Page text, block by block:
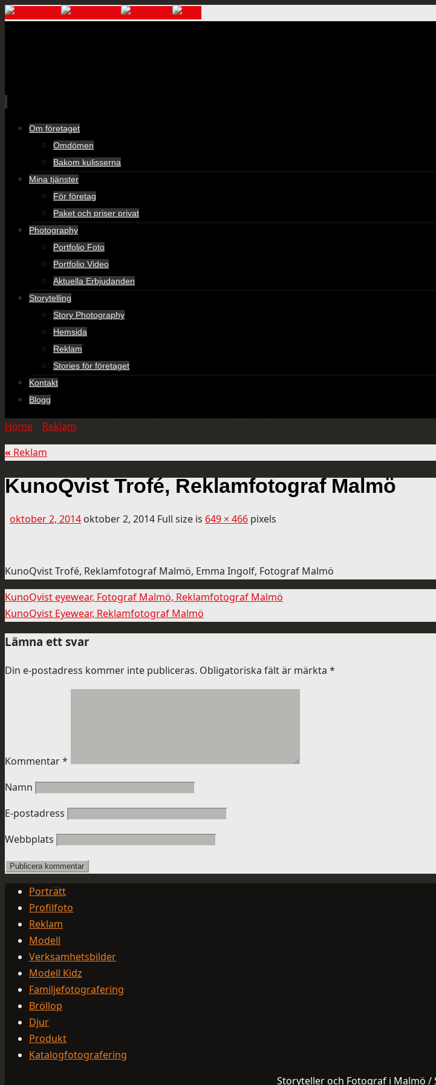
Skip
Om företaget
Omdömen
Bakom kulisserna
Mina tjänster
För företag
Paket och priser privat
Photography
Portfolio Foto
Portfolio Video
Aktuella Erbjudanden
Storytelling
Story Photography
Hemsida
Reklam
Stories för företaget
Kontakt
Blogg
Home Reklam
« Reklam
KunoQvist Trofé, Reklamfotograf Malmö
oktober 2, 2014 oktober 2, 2014 Full size is 649 × 466 pixels
KunoQvist Trofé, Reklamfotograf Malmö, Emma Ingolf, Fotograf Malmö
KunoQvist eyewear, Fotograf Malmö, Reklamfotograf Malmö
KunoQvist Eyewear, Reklamfotograf Malmö
Lämna ett svar
Din e-postadress kommer inte publiceras. Obligatoriska fält är märkta *
Kommentar*
Namn
E-postadress
Webbplats
Porträtt
Profilfoto
Reklam
Modell
Verksamhetsbilder
Modell Kidz
Familjefotografering
Bröllop
Djur
Produkt
Katalogfotografering
Storyteller och Fotograf i Malmö /